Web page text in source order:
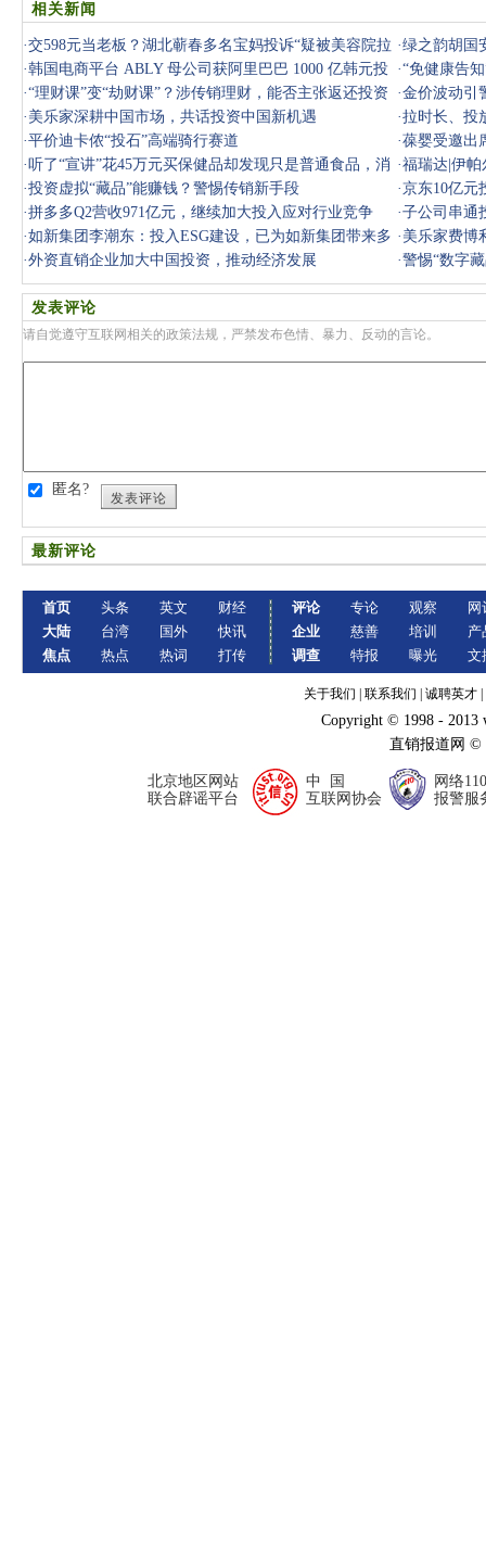
相关新闻
·交598元当老板？湖北蕲春多名宝妈投诉“疑被美容院拉
进传销骗
·绿之韵胡国
·韩国电商平台 ABLY 母公司获阿里巴巴 1000 亿韩元投
资
·“免健康告
·“理财课”变“劫财课”？涉传销理财，能否主张返还投资
款？
·金价波动引
· 美乐家深耕中国市场，共话投资中国新机遇 ·拉时长、投
·平价迪卡侬“投石”高端骑行赛道 ·葆婴受邀出
·听了“宣讲”花45万元买保健品却发现只是普通食品，消
费者把
·福瑞达|伊
·投资虚拟“藏品”能赚钱？警惕传销新手段 ·京东10亿元
·拼多多Q2营收971亿元，继续加大投入应对行业竞争 ·子公司串通
·如新集团李潮东：投入ESG建设，已为如新集团带来多
方面收获
· 美乐家费博
·外资直销企业加大中国投资，推动经济发展 ·警惕“数字
发表评论
请自觉遵守互联网相关的政策法规，严禁发布色情、暴力、反动的言论。
匿名?
发表评论
最新评论
首页
大陆
焦点
头条
台湾
热点
英文
国外
热词
财经
快讯
打传
评论
企业
调查
专论
慈善
特报
观察
培训
曝光
网
产
文
关于我们 联系我们 诚聘英才
Copyright © 1998 - 2013
直销报道网
北京地区网站
联合辟谣平台
中 国
互联网协会
网络110
报警服